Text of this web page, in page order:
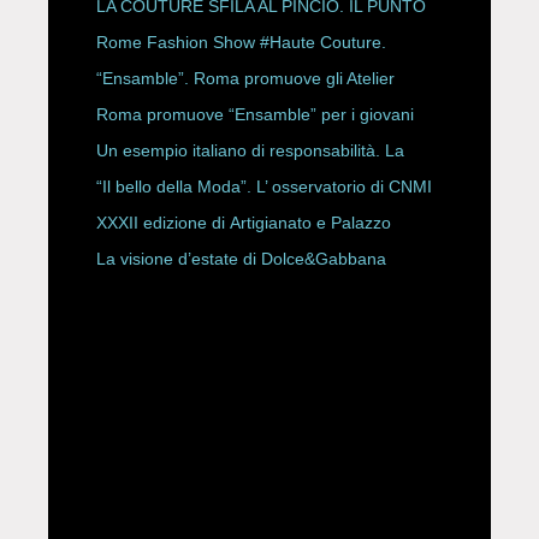
LA COUTURE SFILA AL PINCIO. IL PUNTO
CON ALESSANDRO ONORATO E
ROBERTA ANGELILLI
Rome Fashion Show #Haute Couture.
“Ensamble”. Roma promuove gli Atelier
Storici
Roma promuove “Ensamble” per i giovani
Un esempio italiano di responsabilità. La
Rete Slow Fiber
“Il bello della Moda”. L’ osservatorio di CNMI
XXXII edizione di Artigianato e Palazzo
La visione d’estate di Dolce&Gabbana